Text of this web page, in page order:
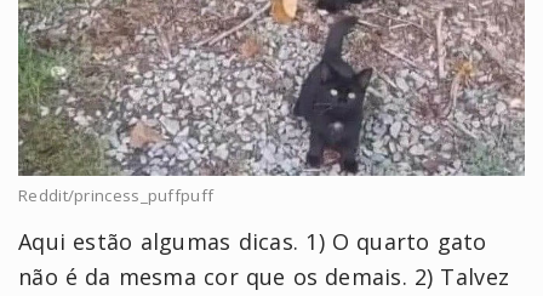
Reddit/princess_puffpuff
Aqui estão algumas dicas. 1) O quarto gato
não é da mesma cor que os demais. 2) Talvez